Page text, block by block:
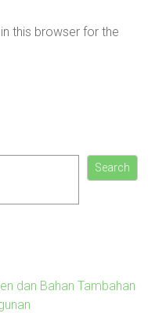
this browser for the
Search
dan Bahan Tambahan